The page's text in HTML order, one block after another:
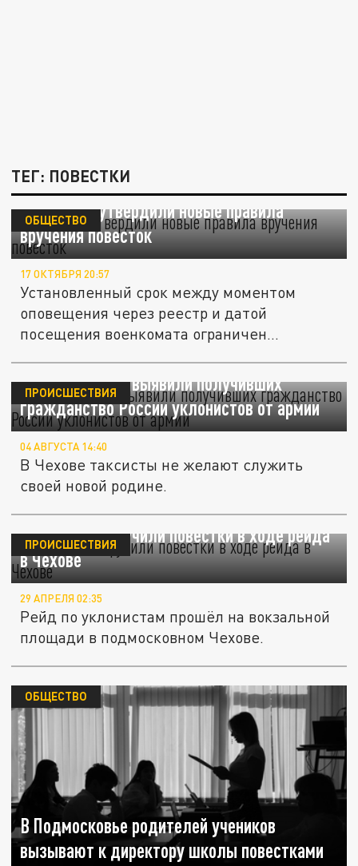
ТЕГ: ПОВЕСТКИ
В Госдуме утвердили новые правила
вручения повесток
ОБЩЕСТВО
17 ОКТЯБРЯ 20:57
Установленный срок между моментом
оповещения через реестр и датой
посещения военкомата ограничен...
В Подмосковье выявили получивших
гражданство России уклонистов от армии
ПРОИСШЕСТВИЯ
04 АВГУСТА 14:40
В Чехове таксисты не желают служить
своей новой родине.
Уклонистам вручили повестки в ходе рейда
в Чехове
ПРОИСШЕСТВИЯ
29 АПРЕЛЯ 02:35
Рейд по уклонистам прошёл на вокзальной
площади в подмосковном Чехове.
В Подмосковье родителей учеников
вызывают к директору школы повестками
ОБЩЕСТВО